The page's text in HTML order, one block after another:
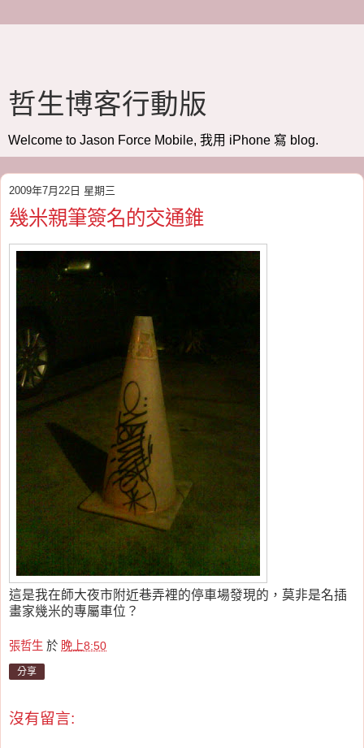
哲生博客行動版
Welcome to Jason Force Mobile, 我用 iPhone 寫 blog.
2009年7月22日 星期三
幾米親筆簽名的交通錐
這是我在師大夜市附近巷弄裡的停車場發現的，莫非是名插
畫家幾米的專屬車位？
張哲生 於 晚上8:50
分享
沒有留言: